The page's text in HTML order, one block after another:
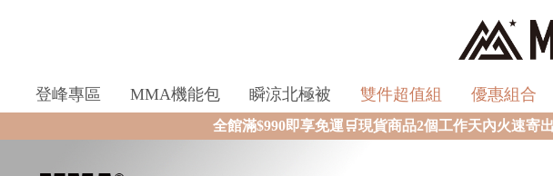
登峰專區 MMA機能包 瞬涼北極被 雙件超值組 優惠組合
全館滿$990即享免運🛒現貨商品2個工作天內火速寄出🚚滿額再送限量好禮✨